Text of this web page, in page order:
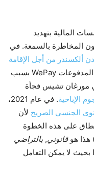
المالية بتهديد
المخاطرة بالسمعة. في
ألكسندر من أجل الإقامة
تم إغلاقها من قبل شركة المدفوعات WePay بسبب
الإباحية
. في عام 2021،
الجنسي الصريح لأن
على هذه الخطوة
هذا هوقانوني, بالتراضي
لا يمكن التعامل